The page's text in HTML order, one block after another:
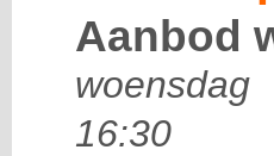
Aanbod
16:30